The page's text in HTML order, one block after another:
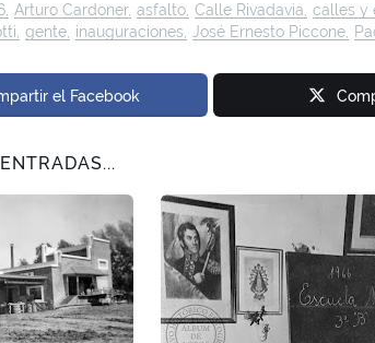
Arturo Cardoner asfalto Calle Rivadavia calles y
gente inauguraciones José Ernesto Piccone
el Facebook